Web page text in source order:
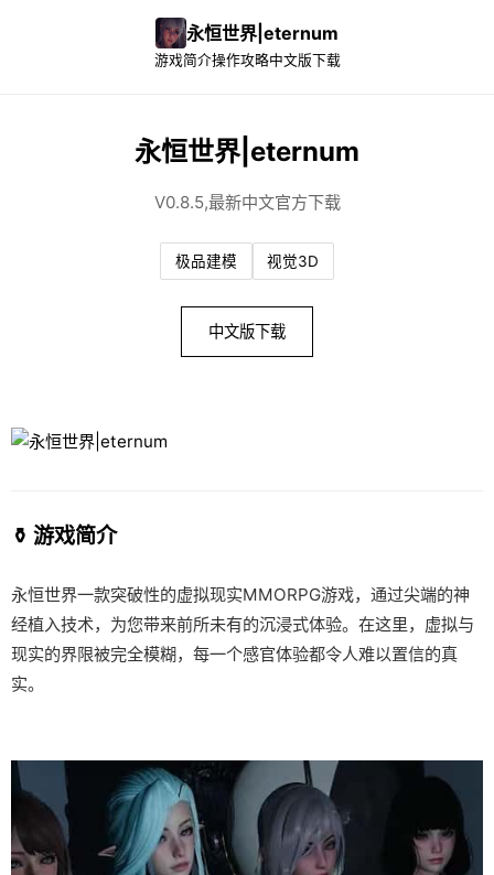
永恒世界|eternum
游戏简介操作攻略中文版下载
永恒世界|eternum
V0.8.5,最新中文官方下载
极品建模 视觉3D
中文版下载
⚱️ 游戏简介
永恒世界一款突破性的虚拟现实MMORPG游戏，通过尖端的神
经植入技术，为您带来前所未有的沉浸式体验。在这里，虚拟与
现实的界限被完全模糊，每一个感官体验都令人难以置信的真
实。